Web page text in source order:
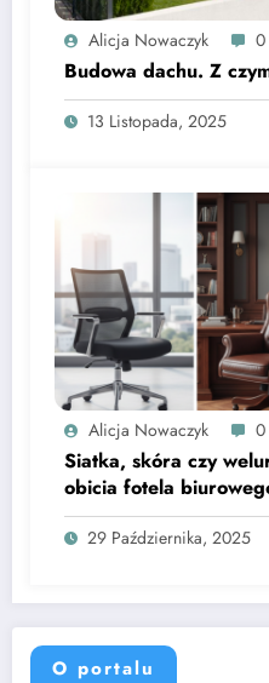
Alicja Nowaczyk 0
Budowa dachu. Z
13 Listopada, 2025
Alicja Nowaczyk 0
Siatka, skóra czy
obicia fotela
mikroklimat i trwałość
29 Października, 2025
O portalu